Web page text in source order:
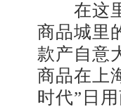
在这里
商品城里
款产自意
商品在上
时代”日